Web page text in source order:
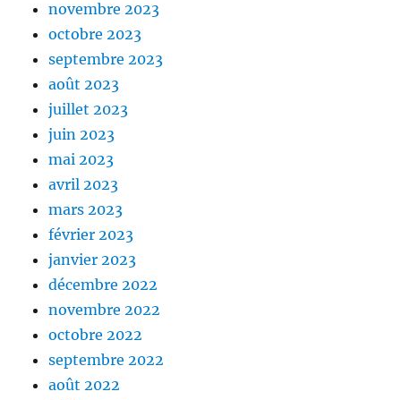
novembre 2023
octobre 2023
septembre 2023
août 2023
juillet 2023
juin 2023
mai 2023
avril 2023
mars 2023
février 2023
janvier 2023
décembre 2022
novembre 2022
octobre 2022
septembre 2022
août 2022